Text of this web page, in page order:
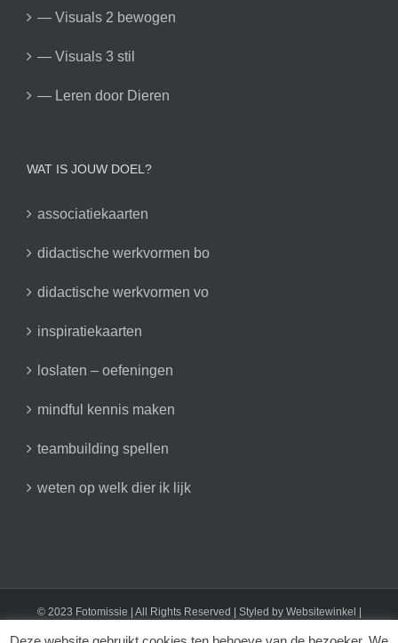
— Visuals 2 bewogen
— Visuals 3 stil
— Leren door Dieren
WAT IS JOUW DOEL?
associatiekaarten
didactische werkvormen bo
didactische werkvormen vo
inspiratiekaarten
loslaten – oefeningen
mindful kennis maken
teambuilding spellen
weten op welk dier ik lijk
© 2023 Fotomissie | All Rights Reserved | Styled by Websitewinkel